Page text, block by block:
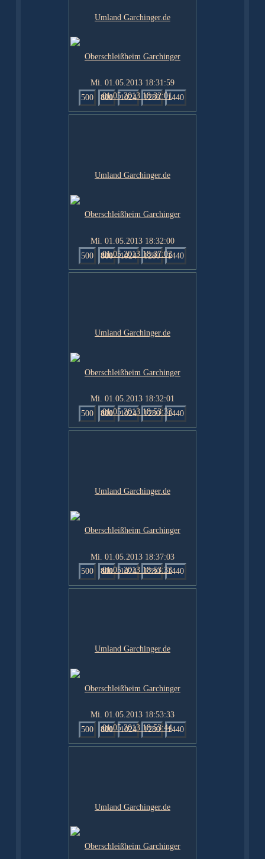
Mi. 01.05.2013 18:31:59
500
800 1024 1280 1440
Mi. 01.05.2013 18:32:00
500
800 1024 1280 1440
Mi. 01.05.2013 18:32:01
500
800 1024 1280 1440
Mi. 01.05.2013 18:37:03
500
800 1024 1280 1440
Mi. 01.05.2013 18:53:33
500
800 1024 1280 1440